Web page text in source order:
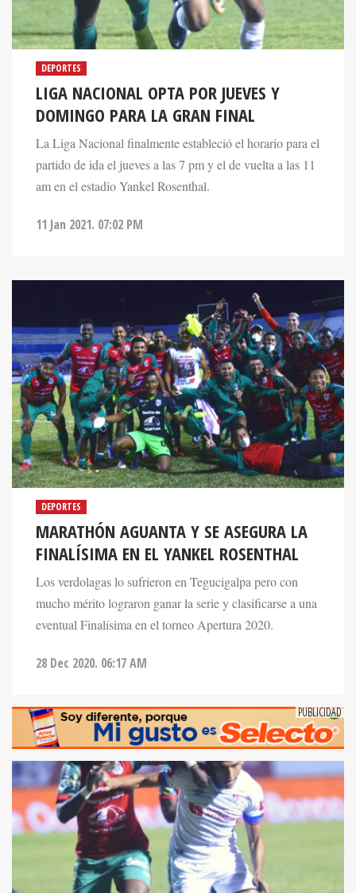
DEPORTES
LIGA NACIONAL OPTA POR JUEVES Y
DOMINGO PARA LA GRAN FINAL
La Liga Nacional finalmente estableció el horario para el
partido de ida el jueves a las 7 pm y el de vuelta a las 11
am en el estadio Yankel Rosenthal.
11 Jan 2021. 07:02 PM
DEPORTES
MARATHÓN AGUANTA Y SE ASEGURA LA
FINALÍSIMA EN EL YANKEL ROSENTHAL
Los verdolagas lo sufrieron en Tegucigalpa pero con
mucho mérito lograron ganar la serie y clasificarse a una
eventual Finalísima en el torneo Apertura 2020.
28 Dec 2020. 06:17 AM